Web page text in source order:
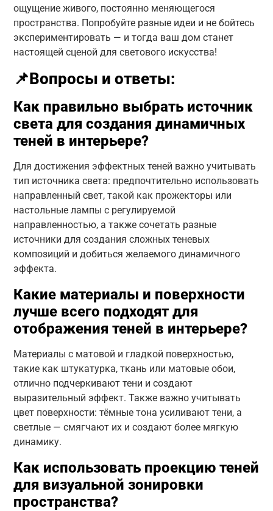
ощущение живого, постоянно меняющегося
пространства. Попробуйте разные идеи и не бойтесь
экспериментировать — и тогда ваш дом станет
настоящей сценой для светового искусства!
📌Вопросы и ответы:
Как правильно выбрать источник
света для создания динамичных
теней в интерьере?
Для достижения эффектных теней важно учитывать
тип источника света: предпочтительно использовать
направленный свет, такой как прожекторы или
настольные лампы с регулируемой
направленностью, а также сочетать разные
источники для создания сложных теневых
композиций и добиться желаемого динамичного
эффекта.
Какие материалы и поверхности
лучше всего подходят для
отображения теней в интерьере?
Материалы с матовой и гладкой поверхностью,
такие как штукатурка, ткань или матовые обои,
отлично подчеркивают тени и создают
выразительный эффект. Также важно учитывать
цвет поверхности: тёмные тона усиливают тени, а
светлые — смягчают их и создают более мягкую
динамику.
Как использовать проекцию теней
для визуальной зонировки
пространства?